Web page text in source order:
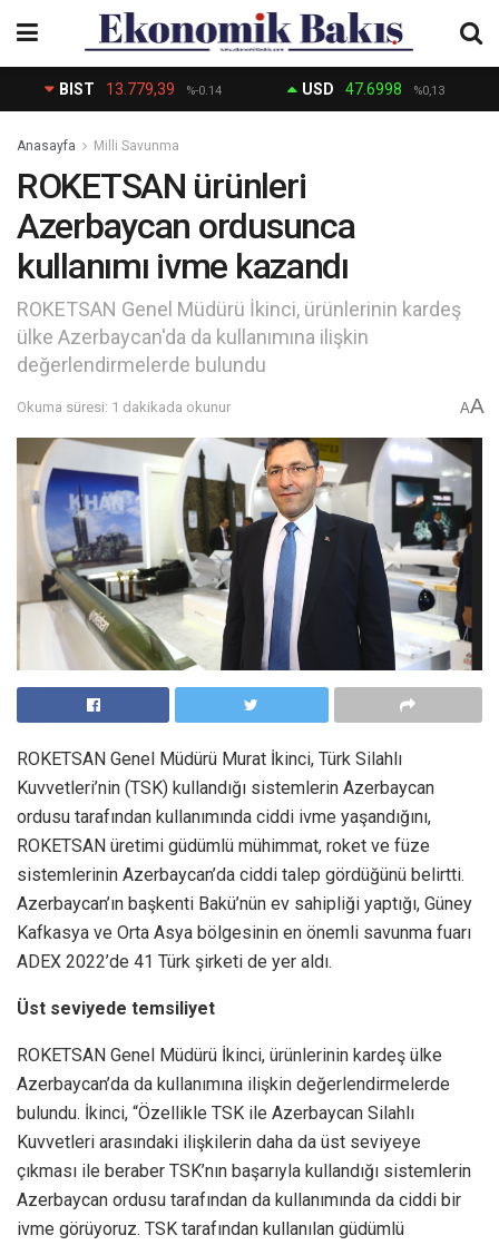
BIST 13.779,39 %-0.14 USD 47.6998 %0,13
Anasayfa Milli Savunma
ROKETSAN ürünleri
Azerbaycan ordusunca
kullanımı ivme kazandı
ROKETSAN Genel Müdürü İkinci, ürünlerinin kardeş
ülke Azerbaycan'da da kullanımına ilişkin
değerlendirmelerde bulundu
Okuma süresi: 1 dakikada okunur AA
ROKETSAN Genel Müdürü Murat İkinci, Türk Silahlı
Kuvvetleri’nin (TSK) kullandığı sistemlerin Azerbaycan
ordusu tarafından kullanımında ciddi ivme yaşandığını,
ROKETSAN üretimi güdümlü mühimmat, roket ve füze
sistemlerinin Azerbaycan’da ciddi talep gördüğünü belirtti.
Azerbaycan’ın başkenti Bakü’nün ev sahipliği yaptığı, Güney
Kafkasya ve Orta Asya bölgesinin en önemli savunma fuarı
ADEX 2022’de 41 Türk şirketi de yer aldı.
Üst seviyede temsiliyet
ROKETSAN Genel Müdürü İkinci, ürünlerinin kardeş ülke
Azerbaycan’da da kullanımına ilişkin değerlendirmelerde
bulundu. İkinci, “Özellikle TSK ile Azerbaycan Silahlı
Kuvvetleri arasındaki ilişkilerin daha da üst seviyeye
çıkması ile beraber TSK’nın başarıyla kullandığı sistemlerin
Azerbaycan ordusu tarafından da kullanımında da ciddi bir
ivme görüyoruz. TSK tarafından kullanılan güdümlü